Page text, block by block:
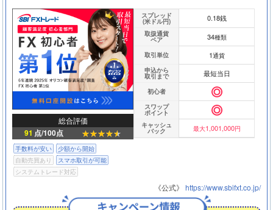
総合評価
91 点/100点
手数料が安い
少額から開始
自動売買あり
スマホ取引が可能
システムトレード対応
スプレッド
(米ドル円) 0.18銭
取扱通貨
ペア 34種類
取引単位 1通貨
申込から
取引まで 最短当日
初心者
スワップ
ポイント
キャッシュ
バック 最大1,001,000円
《公式》 https://www.sbifxt.co.jp/